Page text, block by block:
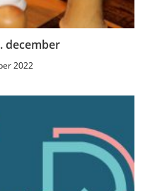
december
2022